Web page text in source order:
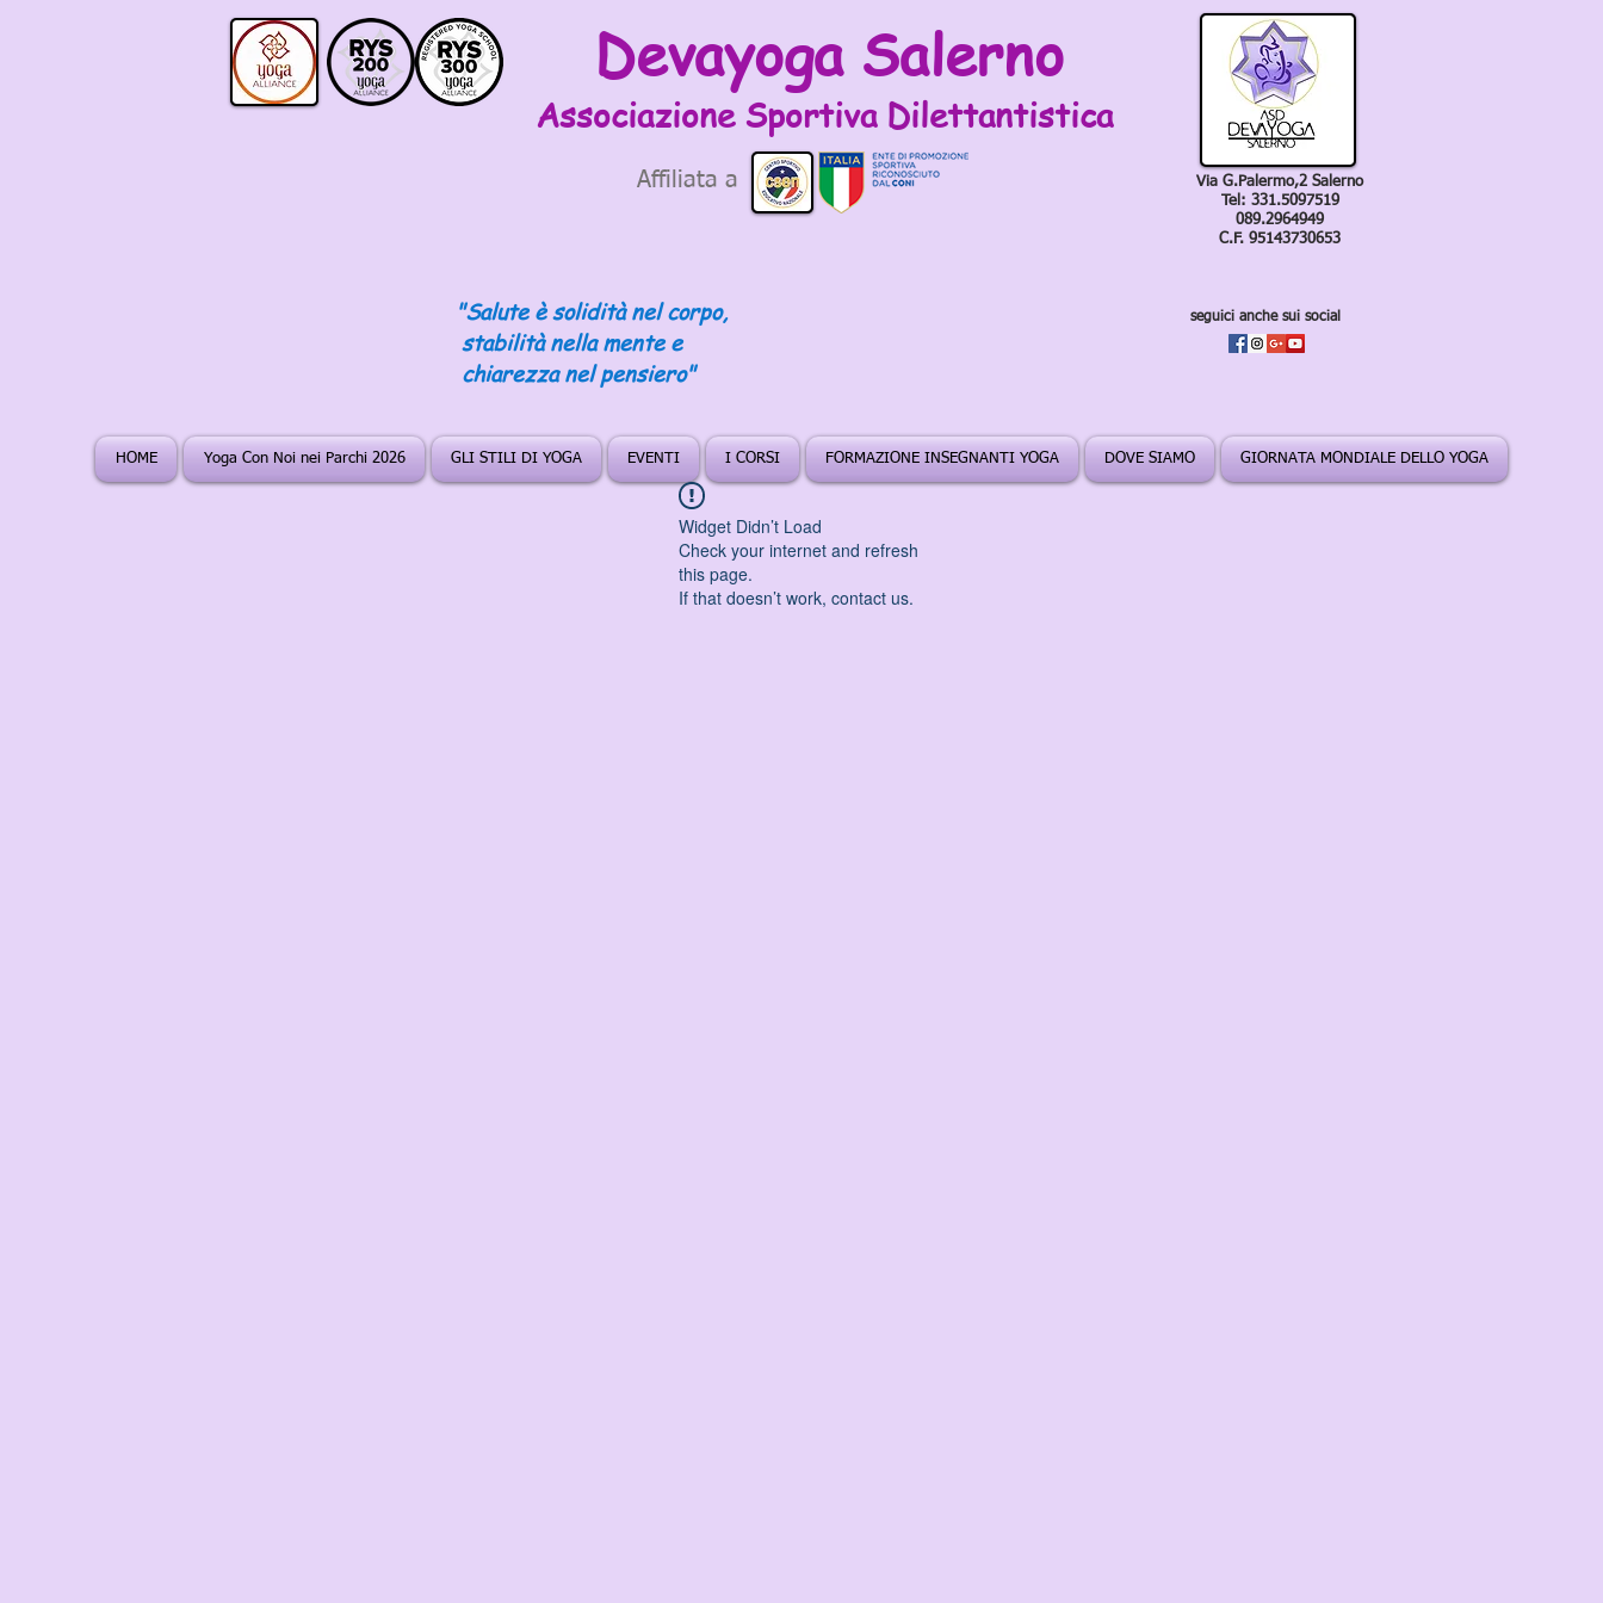
Devayoga Salerno
Associazione Sportiva Dilettantistica
Affiliata a
"Salute è solidità nel corpo,
stabilità nella mente e
chiarezza nel pensiero"
Via G.Palermo,2 Salerno
Tel: 331.5097519
089.2964949
C.F. 95143730653
seguici anche sui social
HOME Yoga Con Noi nei Parchi 2026 GLI STILI DI YOGA EVENTI I CORSI FORMAZIONE INSEGNANTI YOGA DOVE SIAMO GIORNATA MONDIALE DELLO YOGA
Widget Didn’t Load
Check your internet and refresh
this page.
If that doesn’t work, contact us.